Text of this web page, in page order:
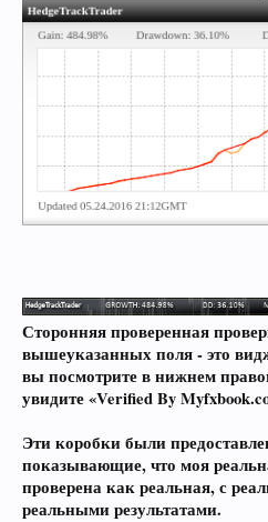
Сторонняя проверенная
вышеуказанных поля - это
вы посмотрите в нижнем
увидите «Verified By
Эти коробки были
показывающие, что моя
проверена как реальная, с
реальными результатами.